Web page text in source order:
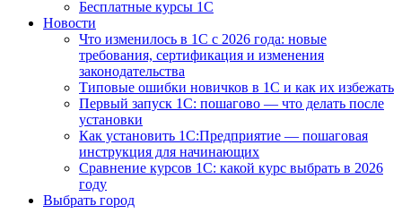
Бесплатные курсы 1С
Новости
Что изменилось в 1С с 2026 года: новые
требования, сертификация и изменения
законодательства
Типовые ошибки новичков в 1С и как их избежать
Первый запуск 1С: пошагово — что делать после
установки
Как установить 1С:Предприятие — пошаговая
инструкция для начинающих
Сравнение курсов 1С: какой курс выбрать в 2026
году
Выбрать город